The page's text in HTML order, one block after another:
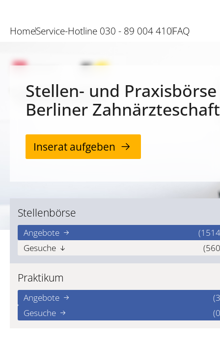
HomeService-Hotline 030 - 89 004 410FAQ
Stellen- und
Berliner Zahnärzteschaft
Inserat aufgeben
Stellenbörse
Angebote
Gesuche
Praktikum
Angebote
Gesuche